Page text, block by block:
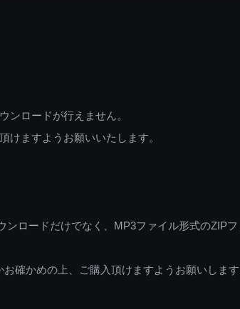
ンロードが行えません。
けますようお願いいたします。
ロードだけでなく、MP3ファイル形式のZIPフ
確かめの上、ご購入頂けますようお願いします